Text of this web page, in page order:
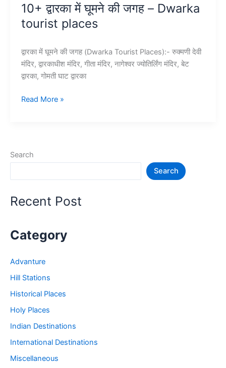
10+ द्वारका में घूमने की जगह – Dwarka
tourist places
द्वारका में घूमने की जगह (Dwarka Tourist Places):- रुक्मणी देवी
मंदिर, द्वारकाधीश मंदिर, गीता मंदिर, नागेश्वर ज्योतिर्लिंग मंदिर, बेट
द्वारका, गोमती घाट द्वारका
10+
जगह
places
Read More »
Search
Search
Recent Post
Category
Advanture
Hill Stations
Historical Places
Holy Places
Indian Destinations
International Destinations
Miscellaneous